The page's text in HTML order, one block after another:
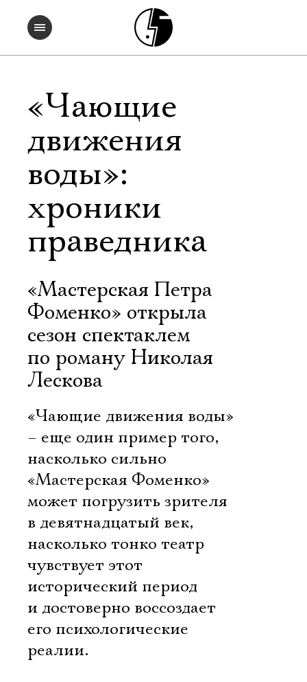
«Чающие
движения
воды»:
хроники
праведника
«Мастерская Петра
Фоменко» открыла
сезон спектаклем
по роману Николая
Лескова
«Чающие движения воды»
– еще один пример того,
насколько сильно
«Мастерская Фоменко»
может погрузить зрителя
в девятнадцатый век,
насколько тонко театр
чувствует этот
исторический период
и достоверно воссоздает
его психологические
реалии.